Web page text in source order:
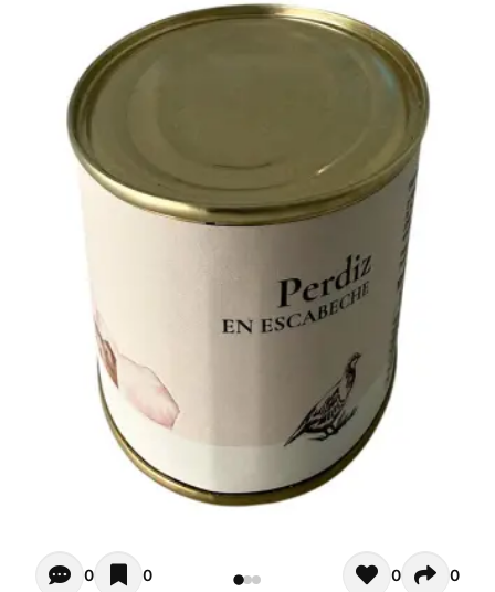
Opiniones - Zur Zeit gibt noch keinen Kommentar.
0 0 0 0